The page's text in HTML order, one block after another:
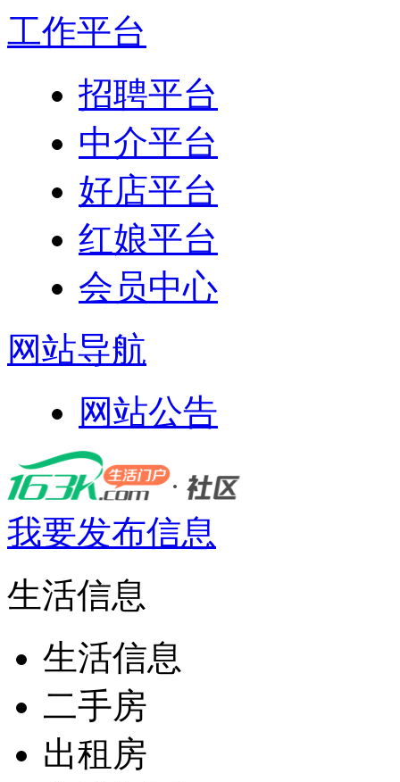
工作平台
招聘平台
中介平台
好店平台
红娘平台
会员中心
网站导航
网站公告
我要发布信息
生活信息
生活信息
二手房
出租房